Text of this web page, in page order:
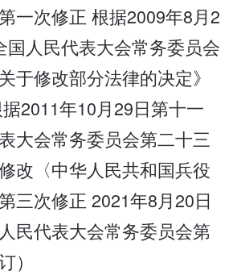
一次修正 根据2009年8月2
国人民代表大会常务委员会
于修改部分法律的决定》
2011年10月29日第十一
大会常务委员会第二十三
改〈中华人民共和国兵役
三次修正 2021年8月20日
民代表大会常务委员会第
）